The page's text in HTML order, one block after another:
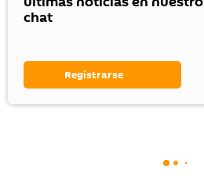
chat
Registrarse